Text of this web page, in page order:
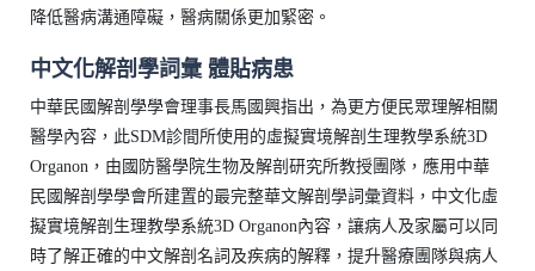
降低醫病溝通障礙，醫病關係更加緊密。
中文化解剖學詞彙 體貼病患
中華民國解剖學學會理事長馬國興指出，為更方便民眾理解相關
醫學內容，此SDM診間所使用的虛擬實境解剖生理教學系統3D
Organon，由國防醫學院生物及解剖研究所教授團隊，應用中華
民國解剖學學會所建置的最完整華文解剖學詞彙資料，中文化虛
擬實境解剖生理教學系統3D Organon內容，讓病人及家屬可以同
時了解正確的中文解剖名詞及疾病的解釋，提升醫療團隊與病人